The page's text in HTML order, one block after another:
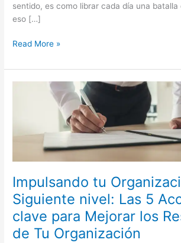
sentido, es como librar cada día una batalla
eso […]
Read More »
Impulsando tu
Siguiente nivel: Las 5
clave para Mejorar los
de Tu Organización
Impulsando
Organizacion
5
Acciones
clave
para
Mejorar